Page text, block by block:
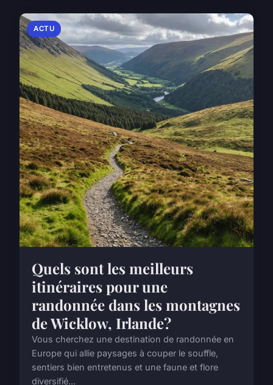
ACTU
Quels sont les meilleurs
itinéraires pour une
randonnée dans les montagnes
de Wicklow, Irlande?
Vous cherchez une destination de randonnée en
Europe qui allie paysages à couper le souffle,
sentiers bien entretenus et une faune et flore
diversifié...